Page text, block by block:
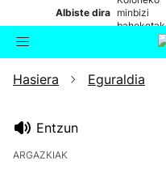
Albiste dira minbizi
baheketak
Bilatzailea
Hasiera Eguraldia
Entzun
ARGAZKIAK